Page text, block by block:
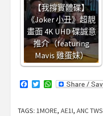
【我撐實體碟】
《Joker 小丑》超靚
畫面 4K UHD 碟誠意
推介（featuring
Mavis 雞蛋妹）
Facebook
TwitterWhatsApp
TAGS: 1MORE, AE1I, ANC TWS